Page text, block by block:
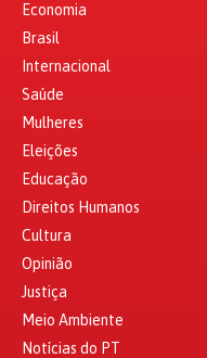
Economia
Brasil
Internacional
Saúde
Mulheres
Eleições
Educação
Direitos Humanos
Cultura
Opinião
Justiça
Meio Ambiente
Notícias do PT